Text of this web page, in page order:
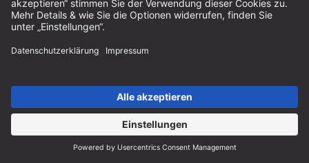
Zahlung & Steuer
Kontaktformular
Widerrufsrecht
FAQ-Service
Vertrag widerrufen